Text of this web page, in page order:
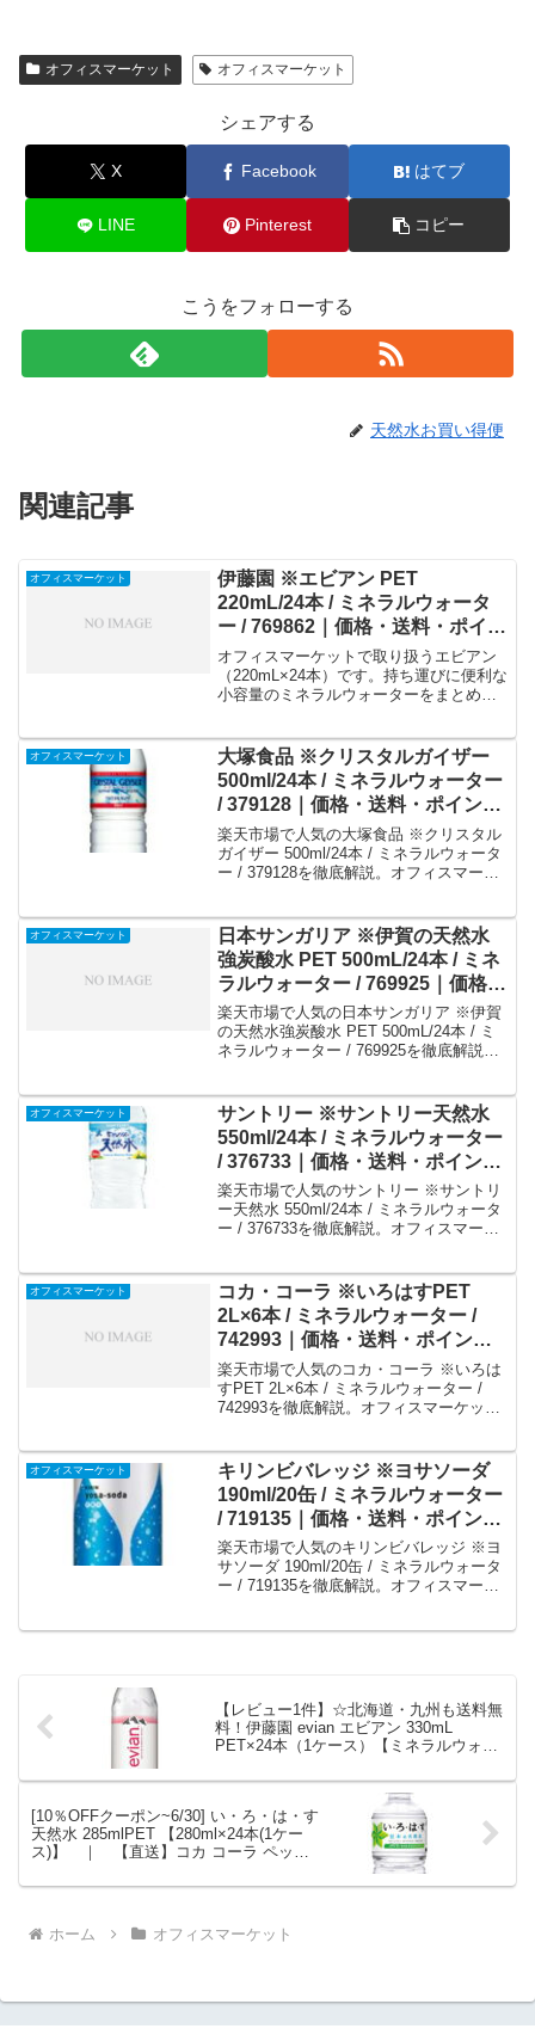
オフィスマーケット オフィスマーケット
シェアする
X Facebook はてブ
LINE Pinterest コピー
こうをフォローする
天然水お買い得便
関連記事
オフィスマーケット
伊藤園 ※エビアン PET
220mL/24本 / ミネラルウォータ
ー / 769862｜価格・送料・ポイン
ト還元まとめ
オフィスマーケットで取り扱うエビアン
（220mL×24本）です。持ち運びに便利な
小容量のミネラルウォーターをまとめ買
ご確認ください。
オフィスマーケット
大塚食品 ※クリスタルガイザー
500ml/24本 / ミネラルウォーター
/ 379128｜価格・送料・ポイント
還元まとめ
楽天市場で人気の大塚食品 ※クリスタル
ガイザー 500ml/24本 / ミネラルウォータ
ー / 379128を徹底解説。オフィスマーケ
均評価0の商品情報・購入方法まとめ。
オフィスマーケット
日本サンガリア ※伊賀の天然水
強炭酸水 PET 500mL/24本 / ミネ
ラルウォーター / 769925｜価格・
送料・ポイント還元まとめ
楽天市場で人気の日本サンガリア ※伊賀
の天然水強炭酸水 PET 500mL/24本 / ミ
ネラルウォーター / 769925を徹底解説。
ビュー0件・平均評価0の商品情報・購入
方法まとめ。
オフィスマーケット
サントリー ※サントリー天然水
550ml/24本 / ミネラルウォーター
/ 376733｜価格・送料・ポイント
還元まとめ
楽天市場で人気のサントリー ※サントリ
ー天然水 550ml/24本 / ミネラルウォータ
ー / 376733を徹底解説。オフィスマーケ
均評価0の商品情報・購入方法まとめ。
オフィスマーケット
コカ・コーラ ※いろはすPET
2L×6本 / ミネラルウォーター /
742993｜価格・送料・ポイント
還元まとめ
楽天市場で人気のコカ・コーラ ※いろは
すPET 2L×6本 / ミネラルウォーター /
742993を徹底解説。オフィスマーケット
価0の商品情報・購入方法まとめ。
オフィスマーケット
キリンビバレッジ ※ヨサソーダ
190ml/20缶 / ミネラルウォーター
/ 719135｜価格・送料・ポイント
還元まとめ
楽天市場で人気のキリンビバレッジ ※ヨ
サソーダ 190ml/20缶 / ミネラルウォータ
ー / 719135を徹底解説。オフィスマーケ
【レビュー1件】☆北海道・九州も送料無
料！伊藤園 evian エビアン 330mL
PET×24本（1ケース）【ミネラルウォー
出来ません｜価格・送料・ポイント還元
[10％OFFクーポン~6/30] い・ろ・は・す
天然水 285mlPET 【280ml×24本(1ケー
ス)】 ｜ 【直送】コカ コーラ ペット
ろはす 40711｜価格・送料・ポイント還
ホーム
オフィスマーケット